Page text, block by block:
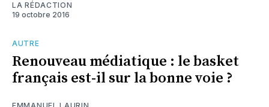
LA RÉDACTION
19 octobre 2016
AUTRE
Renouveau médiatique : le basket
français est-il sur la bonne voie ?